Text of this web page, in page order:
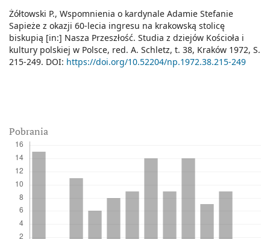
Pobrania
Żółtowski P., Wspomnienia o kardynale Adamie Stefanie
Sapieże z okazji 60-lecia ingresu na krakowską stolicę
biskupią [in:] Nasza Przeszłość. Studia z dziejów Kościoła i
kultury polskiej w Polsce, red. A. Schletz, t. 38, Kraków 1972, S.
215-249. DOI: https://doi.org/10.52204/np.1972.38.215-249